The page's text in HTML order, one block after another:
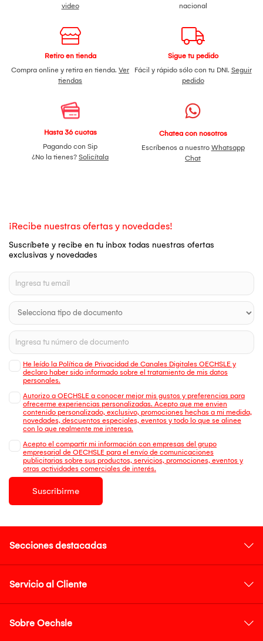
video
nacional
Retiro en tienda
Compra online y retira en tienda. Ver
tiendas
Sigue tu pedido
Fácil y rápido sólo con tu DNI. Seguir
pedido
Hasta 36 cuotas
Pagando con Sip
¿No la tienes? Solicítala
Chatea con nosotros
Escríbenos a nuestro Whatsapp
Chat
¡Recibe nuestras ofertas y novedades!
Suscríbete y recibe en tu inbox todas nuestras ofertas
exclusivas y novedades
He leído la Política de Privacidad de Canales Digitales OECHSLE y
declaro haber sido informado sobre el tratamiento de mis datos
personales.
Autorizo a OECHSLE a conocer mejor mis gustos y preferencias para
ofrecerme experiencias personalizadas. Acepto que me envien
contenido personalizado, exclusivo, promociones hechas a mi medida,
novedades, descuentos especiales, eventos y todo lo que se alinee
con lo que realmente me interesa.
Acepto el compartir mi información con empresas del grupo
empresarial de OECHSLE para el envío de comunicaciones
publicitarias sobre sus productos, servicios, promociones, eventos y
otras actividades comerciales de interés.
Suscribirme
Secciones destacadas
Servicio al Cliente
Sobre Oechsle